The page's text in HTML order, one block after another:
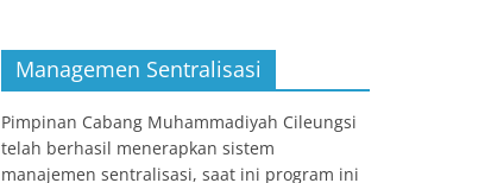
Managemen Sentralisasi
Pimpinan Cabang Muhammadiyah Cileungsi
telah berhasil menerapkan sistem
manajemen sentralisasi, saat ini program ini